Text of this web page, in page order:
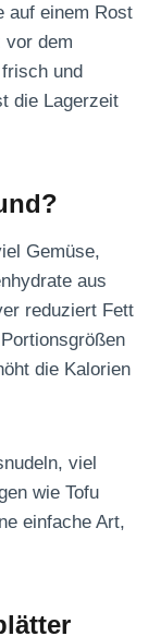
auf einem Rost
vor dem
und
die Lagerzeit
Gemüse,
aus
reduziert Fett
die Kalorien
viel
wie Tofu
einfache Art,